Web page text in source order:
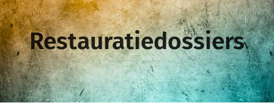
Restauratiedossiers